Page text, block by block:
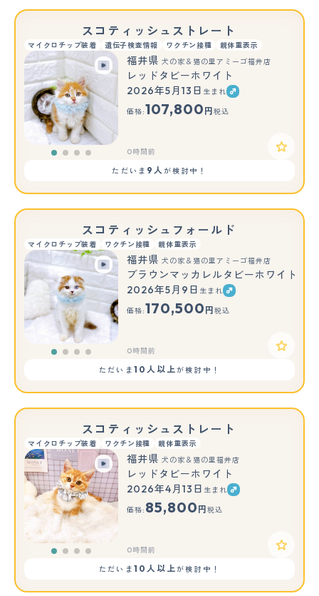
スコティッシュストレート
マイクロチップ装着 遺伝子検査情報 ワクチン接種 親体重表示
福井県 犬の家＆猫の里アミーゴ福井店
レッドタビーホワイト
2026年5月13日 生まれ
価格:107,800 円 税込
0時間前
ただいま 9人が検討中！
スコティッシュフォールド
マイクロチップ装着 ワクチン接種 親体重表示
福井県 犬の家＆猫の里アミーゴ福井店
ブラウンマッカレルタビーホワイト
2026年5月9日 生まれ
価格:170,500 円 税込
0時間前
ただいま 10人以上が検討中！
スコティッシュストレート
マイクロチップ装着 ワクチン接種 親体重表示
福井県 犬の家＆猫の里福井店
レッドタビーホワイト
2026年4月13日 生まれ
価格: 85,800 円 税込
0時間前
ただいま 10人以上が検討中！